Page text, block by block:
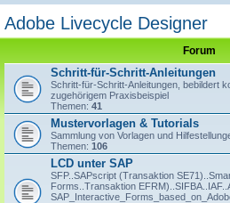
Adobe Livecycle Designer
Forum
Schritt-für-Schritt-Anleitungen
Schritt-für-Schritt-Anleitungen, bebildert
zugehörigem Praxisbeispiel
Themen: 41
Mustervorlagen & Tutorials
Sammlung von Vorlagen und
Themen: 106
LCD unter SAP
SFP..SAPscript (Transaktion
Forms..Transaktion